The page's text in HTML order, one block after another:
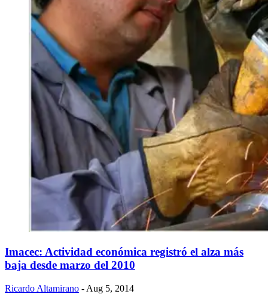
Imacec: Actividad económica registró el alza más
baja desde marzo del 2010
Ricardo Altamirano - Aug 5, 2014